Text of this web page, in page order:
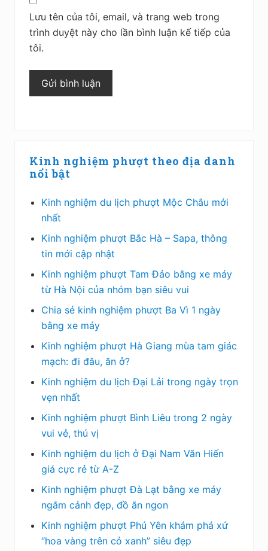
Lưu tên của tôi, email, và trang web trong
trình duyệt này cho lần bình luận kế tiếp của
tôi.
Sidebar
chính
Kinh nghiệm phượt theo địa danh
nổi bật
Kinh nghiệm du lịch phượt Mộc Châu mới
nhất
Kinh nghiệm phượt Bắc Hà – Sapa, thông
tin mới cập nhật
Kinh nghiệm phượt Tam Đảo bằng xe máy
từ Hà Nội của nhóm bạn siêu vui
Chia sẻ kinh nghiệm phượt Ba Vì 1 ngày
bằng xe máy
Kinh nghiệm phượt Hà Giang mùa tam giác
mạch: đi đâu, ăn ở?
Kinh nghiệm du lịch Đại Lải trong ngày trọn
vẹn nhất
Kinh nghiệm phượt Bình Liêu trong 2 ngày
vui vẻ, thú vị
Kinh nghiệm du lịch ở Đại Nam Văn Hiến
giá cực rẻ từ A-Z
Kinh nghiệm phượt Đà Lạt bằng xe máy
ngắm cảnh đẹp, đồ ăn ngon
Kinh nghiệm phượt Phú Yên khám phá xứ
“hoa vàng trên cỏ xanh” siêu đẹp